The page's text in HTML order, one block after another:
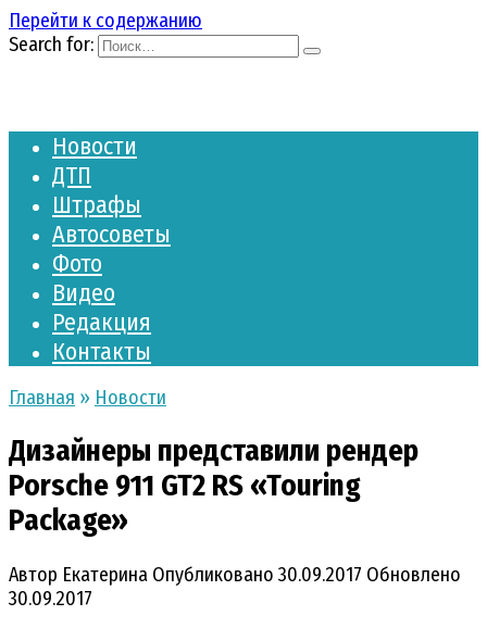
Перейти к содержанию
Search for:
Новости
ДТП
Штрафы
Автосоветы
Фото
Видео
Редакция
Контакты
Главная » Новости
Дизайнеры представили рендер
Porsche 911 GT2 RS «Touring
Package»
Автор Екатерина Опубликовано 30.09.2017 Обновлено
30.09.2017